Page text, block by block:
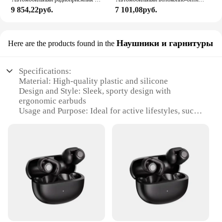
9 854,22руб. 7 101,08руб.
Here are the products found in the Наушники и гарнитуры
Specifications:
Material: High-quality plastic and silicone
Design and Style: Sleek, sporty design with
ergonomic earbuds
Usage and Purpose: Ideal for active lifestyles, such
Parts and Accessories: Includes charging case and
ear tips for a customized fit
Typical Adaptive Scenario: Perfect for outdoor
activities, travel, or daily commutes
Features: